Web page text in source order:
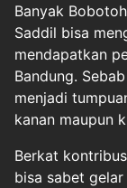
Banyak
Saddil bisa
mendapatkan
Bandung.
menjadi
kanan maupun
Berkat
bisa sabet